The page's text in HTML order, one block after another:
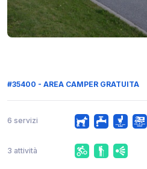
#35400 - AREA CAMPER GRATUITA
6 servizi
3 attività